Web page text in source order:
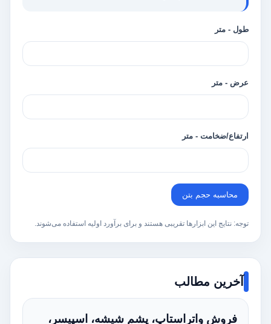
طول - متر
عرض - متر
ارتفاع/ضخامت - متر
محاسبه حجم بتن
توجه: نتایج این ابزارها تقریبی هستند و برای برآورد اولیه استفاده می‌شوند.
آخرین مطالب
فروش واتراستاپ، پشم شیشه، اسپیسر،